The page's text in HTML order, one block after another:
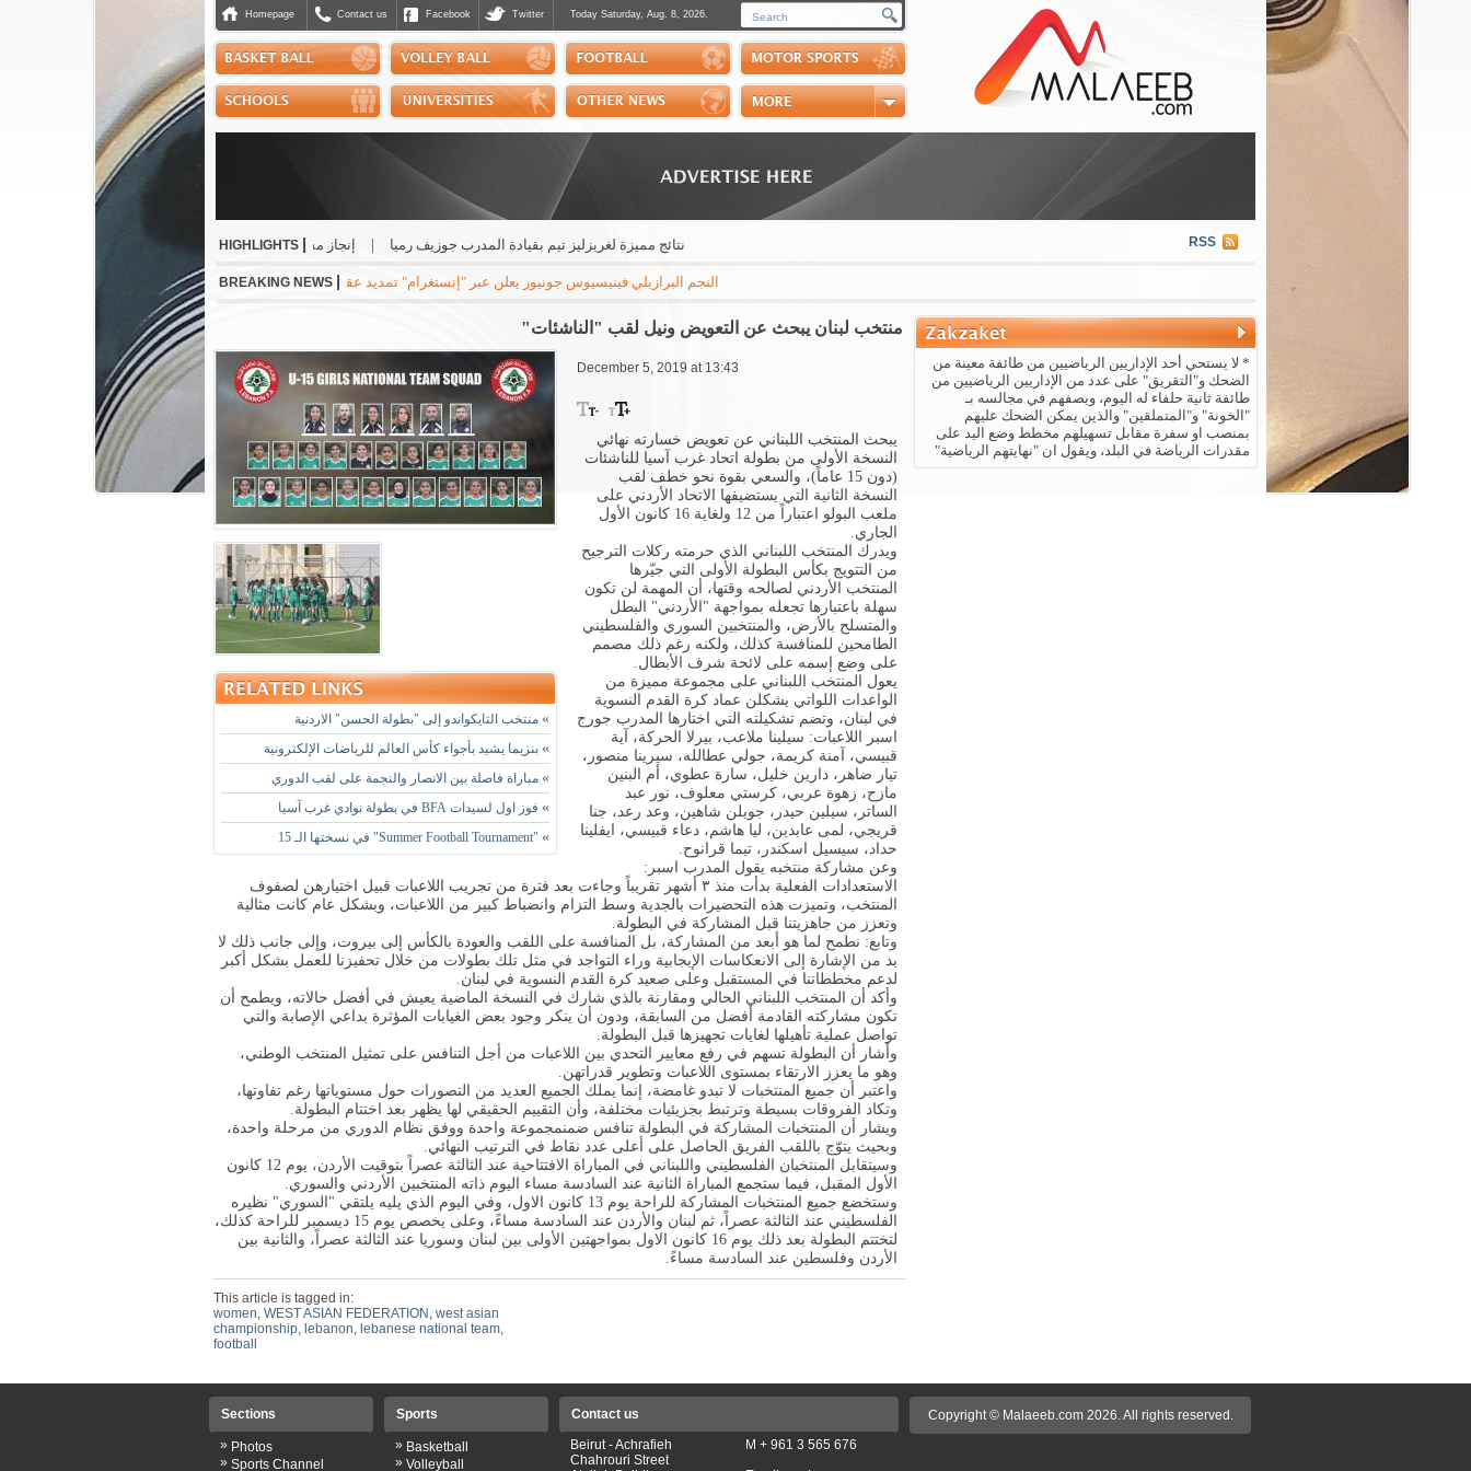
Homepage Contact us Facebook Twitter Today Saturday, Aug. 8, 2026.
Polls
Scores
Handball
HIGHLIGHTS |
إنجاز مشرّف للبنان دولياً في رياضة الجوجيتسو | نتائج مميزة لغريزليز تيم بقيادة المدرب جوزيف رميا RSS
BREAKING NEWS |
النجم البرازيلي فينيسيوس جونيور يعلن عبر "إنستغرام" تمديد عقده مع ريال مدريد الاسباني لست سنوات مقبلة براتب سنوي بقيمة 24 مليون يورو
منتخب لبنان يبحث عن التعويض ونيل لقب "الناشئات"
» منتخب التايكواندو إلى "بطولة الحسن" الاردنية
» بنزيما يشيد بأجواء كأس العالم للرياضات الإلكترونية
» مباراة فاصلة بين الانصار والنجمة على لقب الدوري
» فوز اول لسيدات BFA في بطولة نوادي غرب آسيا
» "Summer Football Tournament" في نسختها الـ 15
December 5, 2019 at 13:43
يبحث المنتخب اللبناني عن تعويض خسارته نهائي
النسخة الأولى من بطولة اتحاد غرب آسيا للناشئات
(دون 15 عاماً)، والسعي بقوة نحو خطف لقب
النسخة الثانية التي يستضيفها الاتحاد الأردني على
ملعب البولو اعتباراً من 12 ولغاية 16 كانون الأول
الجاري.
ويدرك المنتخب اللبناني الذي حرمته ركلات الترجيح
من التتويج بكأس البطولة الأولى التي جيّرها
المنتخب الأردني لصالحه وقتها، أن المهمة لن تكون
سهلة باعتبارها تجعله بمواجهة "الأردني" البطل
والمتسلح بالأرض، والمنتخبين السوري والفلسطيني
الطامحين للمنافسة كذلك، ولكنه رغم ذلك مصمم
على وضع إسمه على لائحة شرف الأبطال.
يعول المنتخب اللبناني على مجموعة مميزة من
الواعدات اللواتي يشكلن عماد كرة القدم النسوية
في لبنان، وتضم تشكيلته التي اختارها المدرب جورج
اسبر اللاعبات: سيلينا ملاعب، بيرلا الحركة، آية
قبيسي، آمنة كريمة، جولي عطالله، سيرينا منصور،
تيار ضاهر، دارين خليل، سارة عطوي، أم البنين
مازح، زهوة عربي، كرستي معلوف، نور عبد
الساتر، سيلين حيدر، جويلن شاهين، وعد رعد، جنا
قريجي، لمى عابدين، ليا هاشم، دعاء قبيسي، ايفلينا
حداد، سيسيل اسكندر، تيما قرانوح.
وعن مشاركة منتخبه يقول المدرب اسبر:
الاستعدادات الفعلية بدأت منذ ٣ أشهر تقريباً وجاءت بعد فترة من تجريب اللاعبات قبيل اختيارهن لصفوف
المنتخب، وتميزت هذه التحضيرات بالجدية وسط التزام وانضباط كبير من اللاعبات، وبشكل عام كانت مثالية
وتعزز من جاهزيتنا قبل المشاركة في البطولة.
وتابع: نطمح لما هو أبعد من المشاركة، بل المنافسة على اللقب والعودة بالكأس إلى بيروت، وإلى جانب ذلك لا
بد من الإشارة إلى الانعكاسات الإيجابية وراء التواجد في مثل تلك بطولات من خلال تحفيزنا للعمل بشكل أكبر
لدعم مخططاتنا في المستقبل وعلى صعيد كرة القدم النسوية في لبنان.
وأكد أن المنتخب اللبناني الحالي ومقارنة بالذي شارك في النسخة الماضية يعيش في أفضل حالاته، ويطمح أن
تكون مشاركته القادمة أفضل من السابقة، ودون أن ينكر وجود بعض الغيابات المؤثرة بداعي الإصابة والتي
تواصل عملية تأهيلها لغايات تجهيزها قبل البطولة.
وأشار أن البطولة تسهم في رفع معايير التحدي بين اللاعبات من أجل التنافس على تمثيل المنتخب الوطني،
وهو ما يعزز الارتقاء بمستوى اللاعبات وتطوير قدراتهن.
واعتبر أن جميع المنتخبات لا تبدو غامضة، إنما يملك الجميع العديد من التصورات حول مستوياتها رغم تفاوتها،
وتكاد الفروقات بسيطة وترتبط بجزيئيات مختلفة، وأن التقييم الحقيقي لها يظهر بعد اختتام البطولة.
ويشار أن المنتخبات المشاركة في البطولة تنافس ضمنمجموعة واحدة ووفق نظام الدوري من مرحلة واحدة،
وبحيث يتوّج باللقب الفريق الحاصل على أعلى عدد نقاط في الترتيب النهائي.
وسيتقابل المنتخبان الفلسطيني واللبناني في المباراة الافتتاحية عند الثالثة عصراً بتوقيت الأردن، يوم 12 كانون
الأول المقبل، فيما ستجمع المباراة الثانية عند السادسة مساء اليوم ذاته المنتخبين الأردني والسوري.
وستخضع جميع المنتخبات المشاركة للراحة يوم 13 كانون الاول، وفي اليوم الذي يليه يلتقي "السوري" نظيره
الفلسطيني عند الثالثة عصراً، ثم لبنان والأردن عند السادسة مساءً، وعلى يخصص يوم 15 ديسمبر للراحة كذلك،
لتختتم البطولة بعد ذلك يوم 16 كانون الاول بمواجهتين الأولى بين لبنان وسوريا عند الثالثة عصراً، والثانية بين
الأردن وفلسطين عند السادسة مساءً.
This article is tagged in:
women, WEST ASIAN FEDERATION , west asian
championship, lebanon, lebanese national team,
football
* لا يستحي أحد الإداريين الرياضيين من طائفة معينة من
الضحك و"التقريق" على عدد من الإداريين الرياضيين من
طائفة ثانية حلفاء له اليوم، ويصفهم في مجالسه بـ
"الخونة" و"المتملقين" والذين يمكن الضحك عليهم
بمنصب او سفرة مقابل تسهيلهم مخطط وضع اليد على
مقدرات الرياضة في البلد، ويقول ان "نهايتهم الرياضية"
Sections
» Photos
» Sports Channel
Sports
» Basketball
» Volleyball
Contact us
Beirut - Achrafieh
Chahrouri Street
M + 961 3 565 676
Copyright © Malaeeb.com 2026. All rights reserved.